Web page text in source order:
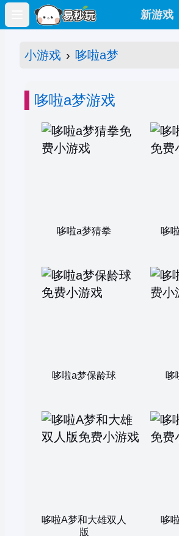
Open main menu
新游戏
小游戏 › 哆啦a梦
哆啦a梦游戏
哆啦a梦猜拳 哆
哆啦a梦保龄球 哆
哆啦A梦和大雄双人
版
哆